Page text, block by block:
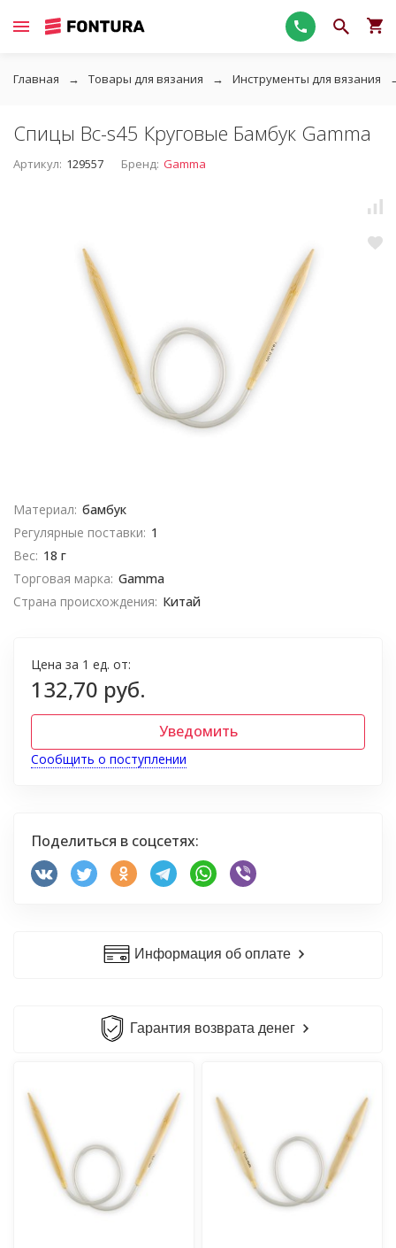
Главная Товары для вязания Инструменты для вязания
Спицы Bc-s45 Круговые Бамбук Gamma
Артикул: 129557 Бренд: Gamma
Материал: бамбук
Регулярные поставки: 1
Вес: 18 г
Торговая марка: Gamma
Страна происхождения: Китай
Цена за 1 ед. от:
132,70 руб.
Уведомить
Сообщить о поступлении
Поделиться в соцсетях:
Информация об оплате
Гарантия возврата денег